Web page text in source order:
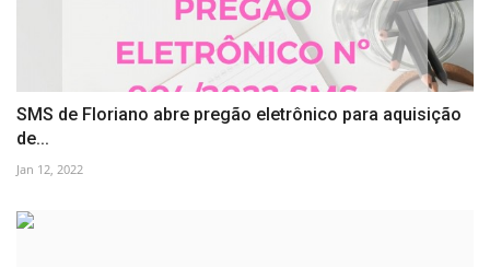
SMS de Floriano abre pregão eletrônico para aquisição
de...
Jan 12, 2022